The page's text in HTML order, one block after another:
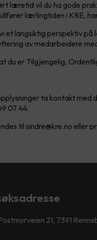
læretid vil du ha gode
lærlingtiden i KRE,
vi et langsiktig perspektiv
av medarbeidere
du er Tilgjengelig,
ta kontakt med
07 44.
til sindre@kre.no eller
21, 7391